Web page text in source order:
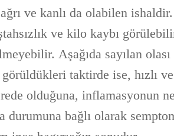
ve kanlı da olabilen
ve kilo kaybı
Aşağıda sayılan
görüldükleri taktirde ise, hızlı
olduğuna, inflamasyonun
bağlı olarak